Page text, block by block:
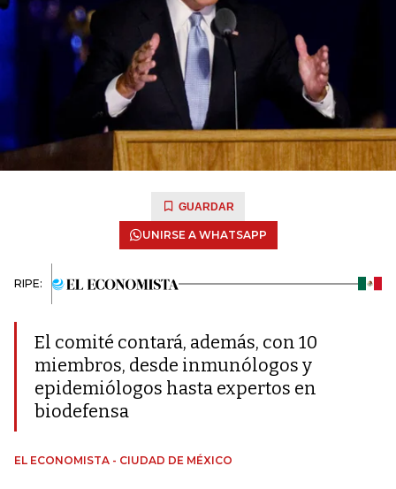
GUARDAR
UNIRSE A WHATSAPP
RIPE:
El comité contará, además, con 10
miembros, desde inmunólogos y
epidemiólogos hasta expertos en
biodefensa
EL ECONOMISTA - CIUDAD DE MÉXICO